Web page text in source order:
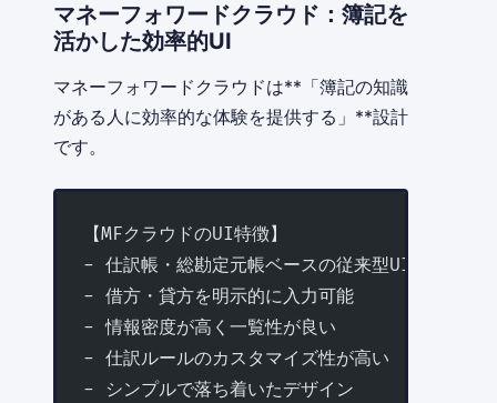
マネーフォワードクラウド：簿記を
活かした効率的UI
マネーフォワードクラウドは**「簿記の知識
がある人に効率的な体験を提供する」**設計
です。
【MFクラウドのUI特徴】
- 仕訳帳・総勘定元帳ベースの従来型UI
- 借方・貸方を明示的に入力可能
- 情報密度が高く一覧性が良い
- 仕訳ルールのカスタマイズ性が高い
- シンプルで落ち着いたデザイン